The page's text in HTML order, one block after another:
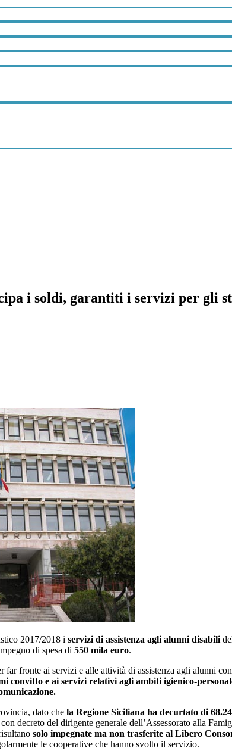
i soldi, garantiti i servizi per gli
2017/2018 i servizi di assistenza agli alunni disabili
di spesa di 550 mila euro.
far fronte ai servizi e alle attività di assistenza agli alunni
convitto e ai servizi relativi agli ambiti igienico-
dato che la Regione Siciliana ha decurtato di
decreto del dirigente generale dell’Assessorato alla
solo impegnate ma non trasferite al Libero
le cooperative che hanno svolto il servizio.